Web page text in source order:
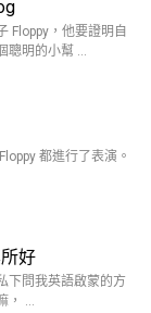
Floppy，他要證明自
聰明的小幫 …
都進行了表演。
好
下問我英語啟蒙的方
， …